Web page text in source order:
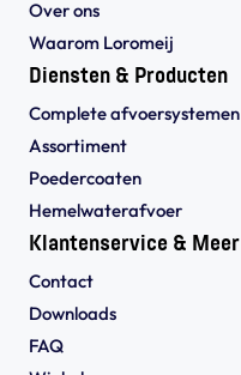
Over ons
Waarom Loromeij
Diensten & Producten
Complete afvoersystemen
Assortiment
Poedercoaten
Hemelwaterafvoer
Klantenservice & Meer
Contact
Downloads
FAQ